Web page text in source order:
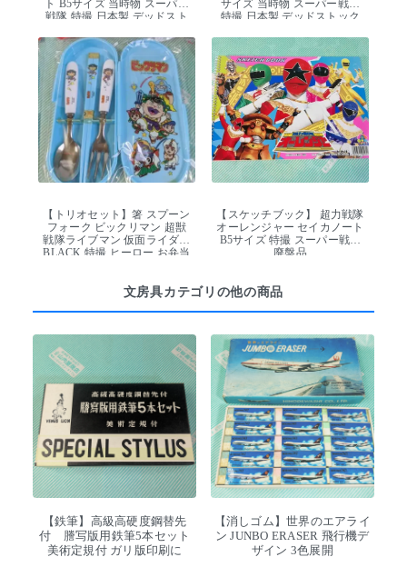
ト B5サイズ 当時物 スーパー
戦隊 特撮 日本製 デッドスト
サイズ 当時物 スーパー戦隊
特撮 日本製 デッドストック
【トリオセット】箸 スプーン
フォーク ビックリマン 超獣
戦隊ライブマン 仮面ライダー
BLACK 特撮 ヒーロー お弁当
【スケッチブック】 超力戦隊
オーレンジャー セイカノート
B5サイズ 特撮 スーパー戦隊
廃盤品
文房具カテゴリの他の商品
【鉄筆】高級高硬度鋼替先
付 謄写版用鉄筆5本セット
美術定規付 ガリ版印刷に
【消しゴム】世界のエアライ
ン JUNBO ERASER 飛行機デ
ザイン 3色展開